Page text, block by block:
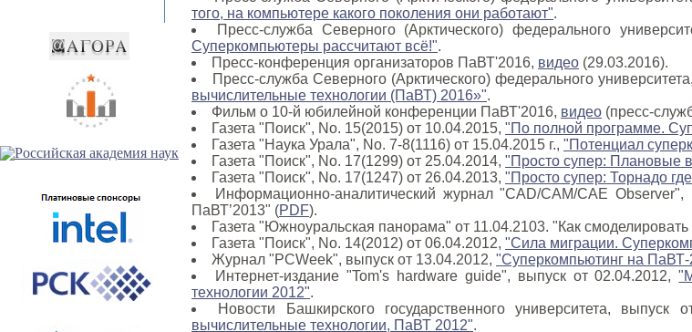
того, на компьютере какого поколения они работают".
Пресс-служба Северного (Арктического) федерального
Суперкомпьютеры рассчитают всё!".
Пресс-конференция организаторов ПаВТ'2016, видео (29.03.2016).
Пресс-служба Северного (Арктического) федерального
вычислительные технологии (ПаВТ) 2016»".
Фильм о 10-й юбилейной конференции ПаВТ'2016, видео (пресс-
Газета "Поиск", No. 15(2015) от 10.04.2015, "По полной программе.
Газета "Наука Урала", No. 7-8(1116) от 15.04.2015 г., "Потенциал
Газета "Поиск", No. 17(1299) от 25.04.2014, "Просто супер: Плановые
Газета "Поиск", No. 17(1247) от 26.04.2013, "Просто супер: Торнадо
Информационно-аналитический журнал "CAD/CAM/CAE
ПаВТ’2013" (PDF).
Газета "Южноуральская панорама" от 11.04.2103. "Как
Газета "Поиск", No. 14(2012) от 06.04.2012, "Сила миграции.
Журнал "PCWeek", выпуск от 13.04.2012, "Суперкомпьютинг на ПаВТ-
Интернет-издание "Tom's hardware guide", выпуск от 02.04.2012,
технологии 2012".
Новости Башкирского государственного университета, выпуск
вычислительные технологии, ПаВТ 2012".